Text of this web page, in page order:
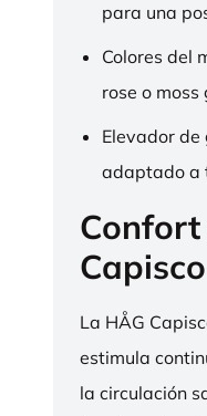
para una
Colores del
rose o
Elevador de
adaptado a
La HÅG
estimula
la circulación